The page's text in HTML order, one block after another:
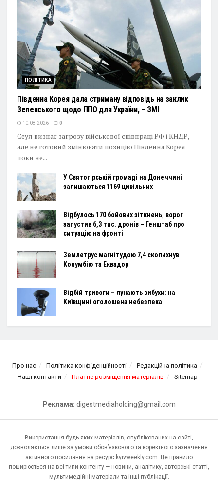
ПОЛІТИКА
Південна Корея дала стриману відповідь на заклик
Зеленського щодо ППО для України, – ЗМІ
10.08.2026 0
Сеул визнає загрозу військової співпраці РФ і КНДР,
але не готовий змінювати позицію Південна Корея
поки не...
У Святогірській громаді на Донеччині
залишаються 1169 цивільних
Відбулось 170 бойових зіткнень, ворог
запустив 6,3 тис. дронів – Генштаб про
ситуацію на фронті
Землетрус магнітудою 7,4 сколихнув
Колумбію та Еквадор
Відбій тривоги – лунають вибухи: на
Київщині оголошена небезпека
Про нас Політика конфіденційності
Редакційна політика
Наші контакти
Платне розміщення матеріалів Sitemap
Реклама: digestmediaholding@gmail.com
Використання будь-яких матеріалів, опублікованих на сайті,
дозволяється лише за умови обов’язкового та коректного зазначення
активного посилання на ресурс kyivweekly.com. Це правило
поширюється на всі типи контенту — новини, аналітику, авторські статті,
мультимедійні матеріали та інші публікації.